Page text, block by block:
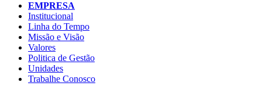
EMPRESA
Institucional
Linha do Tempo
Missão e Visão
Valores
Politica de Gestão
Unidades
Trabalhe Conosco